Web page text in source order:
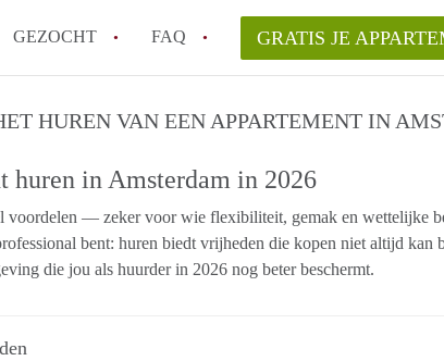
GEZOCHT FAQ
je een goedkoop appartement in Amsterdam?
de verplichtingen van een verhuurder van een huur appartement?
GRATIS JE
HUREN VAN EEN APPARTEMENT IN
huren in Amsterdam in 2026
voordelen — zeker voor wie flexibiliteit, gemak en wettelijke
bent: huren biedt vrijheden die kopen niet altijd kan
die jou als huurder in 2026 nog beter beschermt.